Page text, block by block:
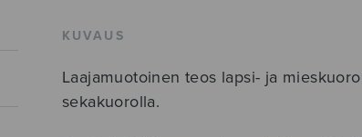
KUVAUS
Laajamuotoinen teos lapsi- ja
sekakuorolla.